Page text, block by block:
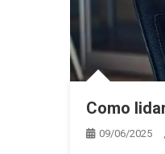
Como
09/06/2025